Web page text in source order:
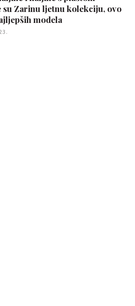
su Zarinu ljetnu kolekciju, ovo
modela